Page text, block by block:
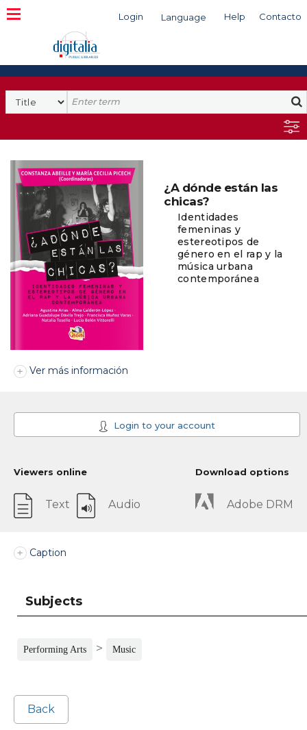
Login Language Help Contacto
Search
¿A dónde están las
chicas?
Identidades
femeninas y
estereotipos de
género en el rap y la
música urbana
contemporánea
Ver más información
Login to your account
Viewers online
Text Audio
Download options
Adobe DRM
Caption
Subjects
Performing Arts > Music
Back